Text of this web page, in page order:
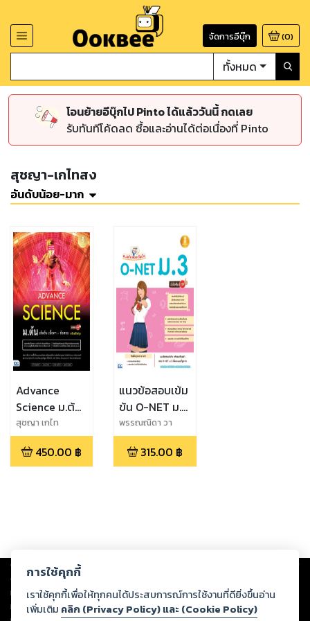
จัดการอีบุ๊ก (0)
ทั้งหมด
โอนย้ายอีบุ๊กไป Pinto ได้แล้ววันนี้ กดเลย
รับทันทีโค้ดลด ซื้อและอ่านได้ต่อเนื่องที่ Pinto
สุชญา-เกไทสง
อันดับน้อย-มาก
Advance
Science ม.ต้น
เข้มข้น
เนื้อหา+ข้อสอบ
มั่นใจเต็ม 100
สุชญา เกไท
สง,ดร.ไตร อัญญ
โพธิ์,นุชนารถ แสน
พุก,ชลธิชา ลุน
450.00 ฿
แนวข้อสอบเข้ม
ข้น O-NET ม.3
มั่นใจเต็ม 100
พรรณณิดา วา
สกุล,ณปภัช นิรมล
วนิช,สุชญา เกไท
สง,ตอนงค์ รวมพล
315.00 ฿
Copyright © 2026
ต่อผลงานหรือเนื้อหาใดที่อัปโหลดผ่านเว็บไซต์และปรากฏว่าละเมิดสิทธิใน
ทรัพย์สินทางปัญญาของบุคคลอื่นหรือขัดต่อกฎหมายและศีลธรรม ดังนั้น ผู้อ่าน
ทุกท่านโปรดใช้วิจารณญาณในการกลั่นกรองด้วยตนเอง และหากท่านพบว่าส่วน
การใช้คุกกี้
เราใช้คุกกี้เพื่อให้ทุกคนได้ประสบการณ์การใช้งานที่ดียิ่งขึ้นอ่าน
เพิ่มเติม คลิก (Privacy Policy) และ (Cookie Policy)